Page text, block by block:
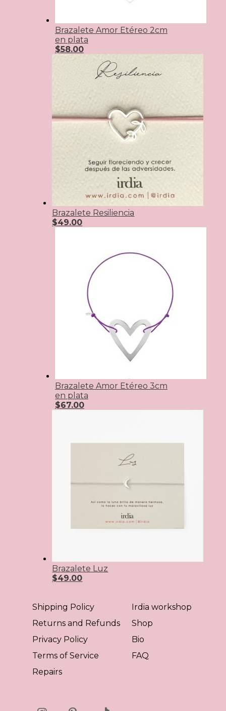
Brazalete Amor Etéreo 2cm
en plata
$58.00
Brazalete Resiliencia
$49.00
Brazalete Amor Etéreo 3cm
en plata
$67.00
Brazalete Luz
$49.00
Shipping Policy
Returns and Refunds
Privacy Policy
Terms of Service
Repairs
Irdia workshop
Shop
Bio
FAQ